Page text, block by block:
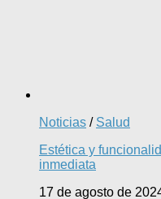
Noticias / Salud
Estética y
inmediata
17 de agosto de